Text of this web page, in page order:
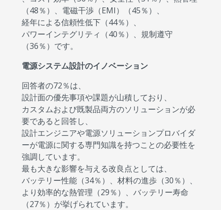
（48％）、電磁干渉（EMI）（45％）、
経年による信頼性低下（44％）、
パワーインテグリティ（40％）、規制遵守
（36％）です。
電源システム設計のイノベーション
回答者の72％は、
設計面の優先事項や課題が山積しており、
カスタムおよび既製品両方のソリューションが必
要であると回答し、
設計エンジニアや電源ソリューションプロバイダ
ーが電源に関する専門知識を持つことの必要性を
強調しています。
最も大きな影響を与える改良点としては、
バッテリー性能（34％）、材料の進歩（30％）、
より効率的な熱管理（29％）、バッテリー寿命
（27％）が挙げられています。